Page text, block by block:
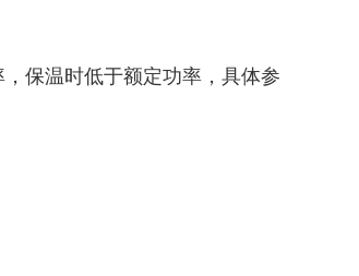
保温时低于额定功率，具体参